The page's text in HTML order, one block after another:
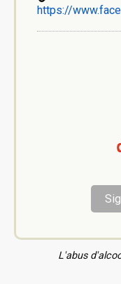
https://
L'abus